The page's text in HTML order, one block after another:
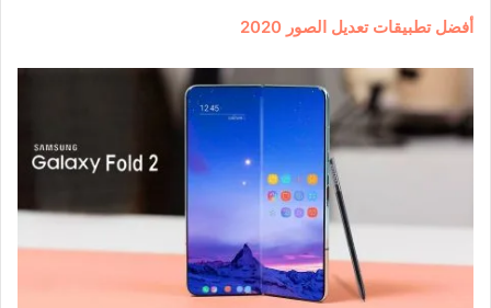
أفضل تطبيقات تعديل الصور 2020